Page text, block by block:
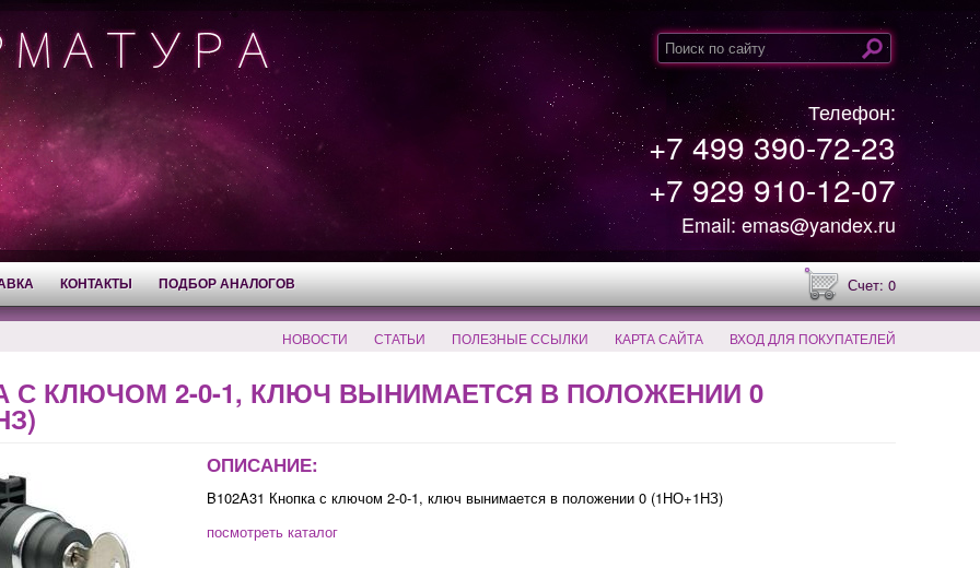
Телефон:
+7 499 390-72-23
+7 929 910-12-07
Email: emas@yandex.ru
КОНТАКТЫ ПОДБОР АНАЛОГОВ Счет: 0
НОВОСТИ СТАТЬИ ПОЛЕЗНЫЕ ССЫЛКИ КАРТА САЙТА ВХОД ДЛЯ ПОКУПАТЕЛЕЙ
С КЛЮЧОМ 2-0-1, КЛЮЧ ВЫНИМАЕТСЯ В ПОЛОЖЕНИИ 0
ОПИСАНИЕ:
B102A31 Кнопка с ключом 2-0-1, ключ вынимается в положении 0 (1НО+1НЗ)
посмотреть каталог